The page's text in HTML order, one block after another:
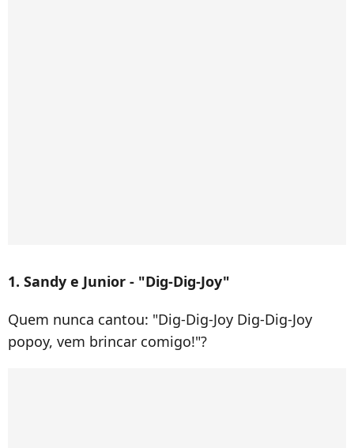
1. Sandy e Junior - "Dig-Dig-Joy"
Quem nunca cantou: "Dig-Dig-Joy Dig-Dig-Joy
popoy, vem brincar comigo!"?